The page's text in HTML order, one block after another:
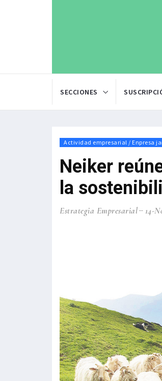
SECCIONES
Actividad empresarial / Enpresa
Neiker
la
Estrategia Empresarial 14-